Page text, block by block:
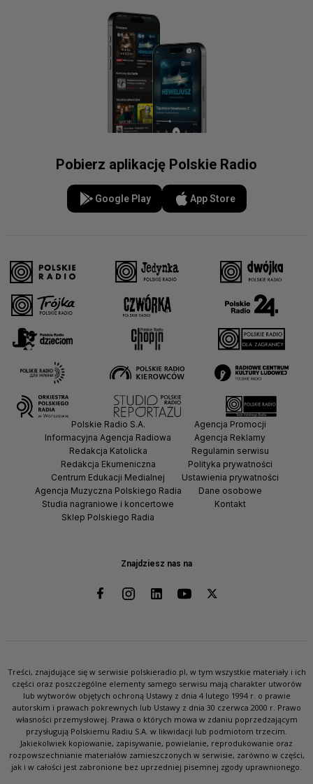
Pobierz aplikację Polskie Radio
Google Play App Store
Znajdziesz nas na
Polskie Radio S.A.
Informacyjna Agencja Radiowa
Redakcja Katolicka
Redakcja Ekumeniczna
Centrum Edukacji Medialnej
Agencja Muzyczna Polskiego Radia
Studia nagraniowe i koncertowe
Sklep Polskiego Radia
Agencja Promocji
Agencja Reklamy
Regulamin serwisu
Polityka prywatności
Ustawienia prywatności
Dane osobowe
Kontakt
Treści, znajdujące się w serwisie polskieradio.pl, w tym wszystkie materiały i ich
części oraz poszczególne elementy samego serwisu mają charakter utworów
lub wytworów objętych ochroną Ustawy z dnia 4 lutego 1994 r. o prawie
autorskim i prawach pokrewnych lub Ustawy z dnia 30 czerwca 2000 r. Prawo
własności przemysłowej. Prawa o których mowa w zdaniu poprzedzającym
przysługują Polskiemu Radiu S.A. w likwidacji lub podmiotom trzecim.
Jakiekolwiek kopiowanie, zapisywanie, powielanie, reprodukowanie oraz
rozpowszechnianie materiałów zamieszczonych w serwisie, zarówno w części,
jak i w całości jest zabronione bez uprzedniej pisemnej zgody uprawnionego.